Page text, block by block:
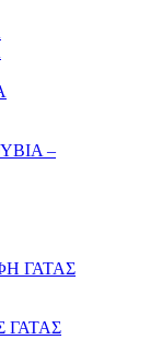
–
ΓΑΤΑΣ
ΓΑΤΑΣ